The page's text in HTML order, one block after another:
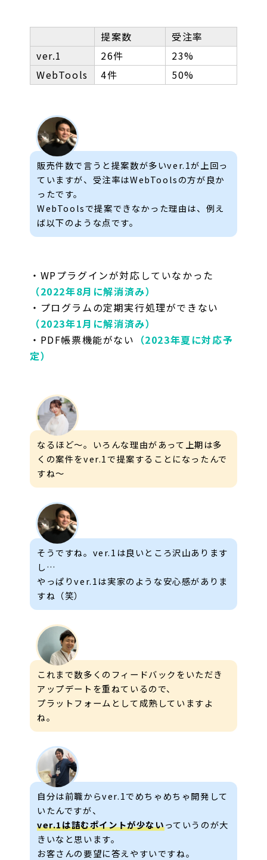
提案数
受注率
ver.1
26件
23%
WebTools
4件 50%
販売件数で言うと提案数が多いver.1が上回っ
ていますが、受注率はWebToolsの方が良か
ったです。
WebToolsで提案できなかった理由は、例え
ば以下のような点です。
・WPプラグインが対応していなかった
（2022年8月に解消済み）
・プログラムの定期実行処理ができない
（2023年1月に解消済み）
・PDF帳票機能がない （2023年夏に対応予
定）
なるほど〜。いろんな理由があって上期は多
くの案件をver.1で提案することになったんで
すね〜
そうですね。ver.1は良いところ沢山あります
し…
やっぱりver.1は実家のような安心感がありま
すね（笑）
これまで数多くのフィードバックをいただき
アップデートを重ねているので、
プラットフォームとして成熟していますよ
ね。
自分は前職からver.1でめちゃめちゃ開発して
いたんですが、
ver.1は詰むポイントが少ないっていうのが大
きいなと思います。
お客さんの要望に答えやすいですね。